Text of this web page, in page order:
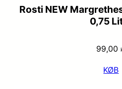
Rosti NEW
0,75
99,00
KØB